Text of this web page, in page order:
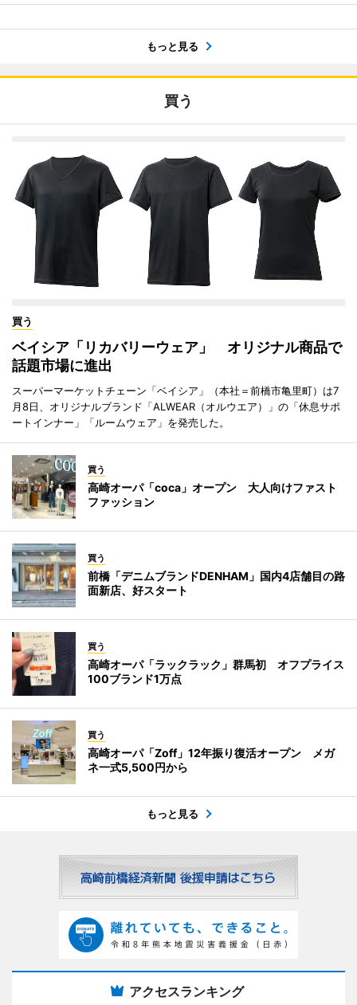
もっと見る
買う
買う
ベイシア「リカバリーウェア」 オリジナル商品で
話題市場に進出
スーパーマーケットチェーン「ベイシア」（本社＝前橋市亀里町）は7
月8日、オリジナルブランド「ALWEAR（オルウエア）」の「休息サポ
ートインナー」「ルームウェア」を発売した。
買う
高崎オーパ「coca」オープン 大人向けファスト
ファッション
買う
前橋「デニムブランドDENHAM」国内4店舗目の路
面新店、好スタート
買う
高崎オーパ「ラックラック」群馬初 オフプライス
100ブランド1万点
買う
高崎オーパ「Zoff」12年振り復活オープン メガ
ネ一式5,500円から
もっと見る
アクセスランキング